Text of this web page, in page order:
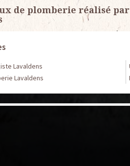
de plomberie réalisé
Lavaldens
Lavaldens